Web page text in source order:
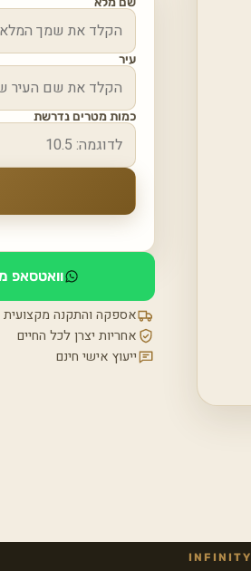
עיר
כמות מטרים נדרשת
וואטסאפ
אספקה והתקנה מקצועית
אחריות יצרן לכל החיים
ייעוץ אישי חינם
INFINITY